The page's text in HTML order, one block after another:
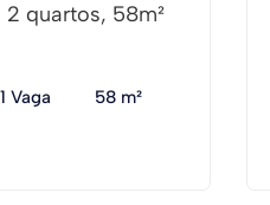
quartos, 58m²
1 Vaga 58 m²